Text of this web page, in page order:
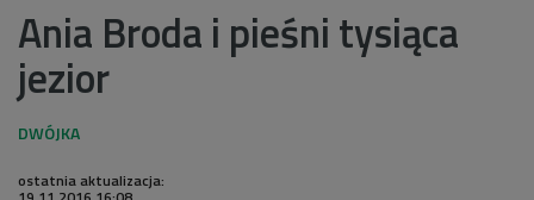
Ania Broda i pieśni tysiąca
jezior
ostatnia aktualizacja: